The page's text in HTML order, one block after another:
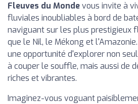
Fleuves du Mondevous invite à
fluviales inoubliables à bord de
naviguant sur les plus prestigieux
que le Nil, le Mékong et
une opportunité d'explorer non
à couper le souffle, mais aussi de
riches et vibrantes.
Imaginez-vous voguant